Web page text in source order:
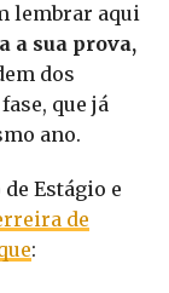
lembrar aqui
a sua prova,
dos
que já
ano.
Estágio e
de
: